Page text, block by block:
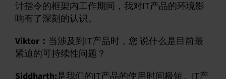
计指令的框架内工作期间，我对IT产品的环境影
响有了深刻的认识。
Viktor： 当涉及到IT产品时，您 说什么是目前最
紧迫的可持续性问题？
Siddharth:是我们的IT产品的使用时间极短。IT产